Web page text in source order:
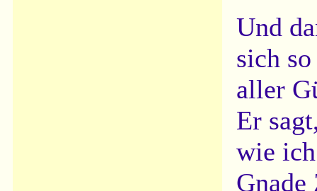
Und
sich
aller
Er
wie